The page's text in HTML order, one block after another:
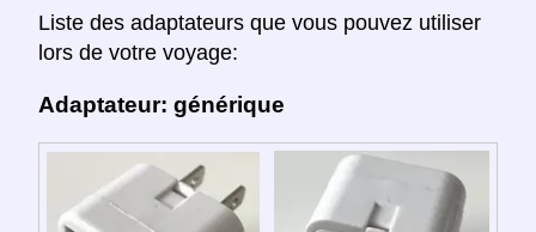
Liste des adaptateurs que vous pouvez utiliser
lors de votre voyage:
Adaptateur: générique